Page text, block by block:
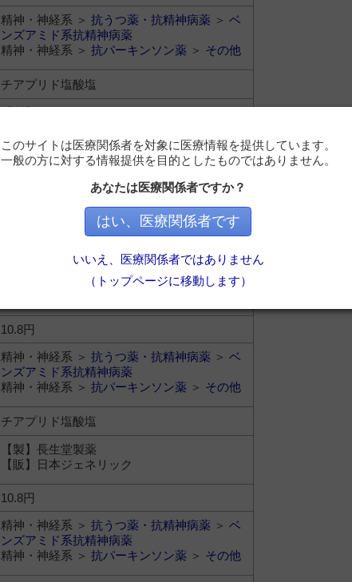
精神・神経系 ＞ 抗うつ薬・抗精神病薬 ＞ ベ
ンズアミド系抗精神病薬
精神・神経系 ＞ 抗パーキンソン薬 ＞ その他
チアプリド塩酸塩
10.8円
精神・神経系 ＞抗うつ薬・抗精神病薬＞ベ
ンズアミド系抗精神病薬
抗パーキンソン薬＞その他
チアプリド塩酸塩
10.8円
精神・神経系 ＞ 抗うつ薬・抗精神病薬 ＞ ベ
ンズアミド系抗精神病薬
精神・神経系 ＞ 抗パーキンソン薬 ＞ その他
チアプリド塩酸塩
【製】長生堂製薬
【販】日本ジェネリック
10.8円
精神・神経系 ＞ 抗うつ薬・抗精神病薬 ＞ ベ
ンズアミド系抗精神病薬
精神・神経系 ＞ 抗パーキンソン薬 ＞ その他
このサイトは医療関係者を対象に医療情報を提供しています。
一般の方に対する情報提供を目的としたものではありません。
あなたは医療関係者ですか？
はい、医療関係者です
いいえ、医療関係者ではありません
（トップページに移動します）